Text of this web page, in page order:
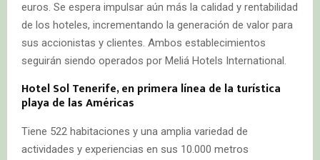
euros. Se espera impulsar aún más la calidad y rentabilidad
de los hoteles, incrementando la generación de valor para
sus accionistas y clientes. Ambos establecimientos
seguirán siendo operados por Meliá Hotels International.
Hotel Sol Tenerife, en primera línea de la turística
playa de las Américas
Tiene 522 habitaciones y una amplia variedad de
actividades y experiencias en sus 10.000 metros